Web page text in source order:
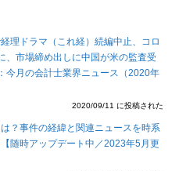
理ドラマ（これ経）続編中止、コロ
、市場締め出しに中国が米の監査受
今月の会計士業界ニュース（2020年
2020/09/11 に投稿された
？事件の経緯と関連ニュースを時系
随時アップデート中／2023年5月更